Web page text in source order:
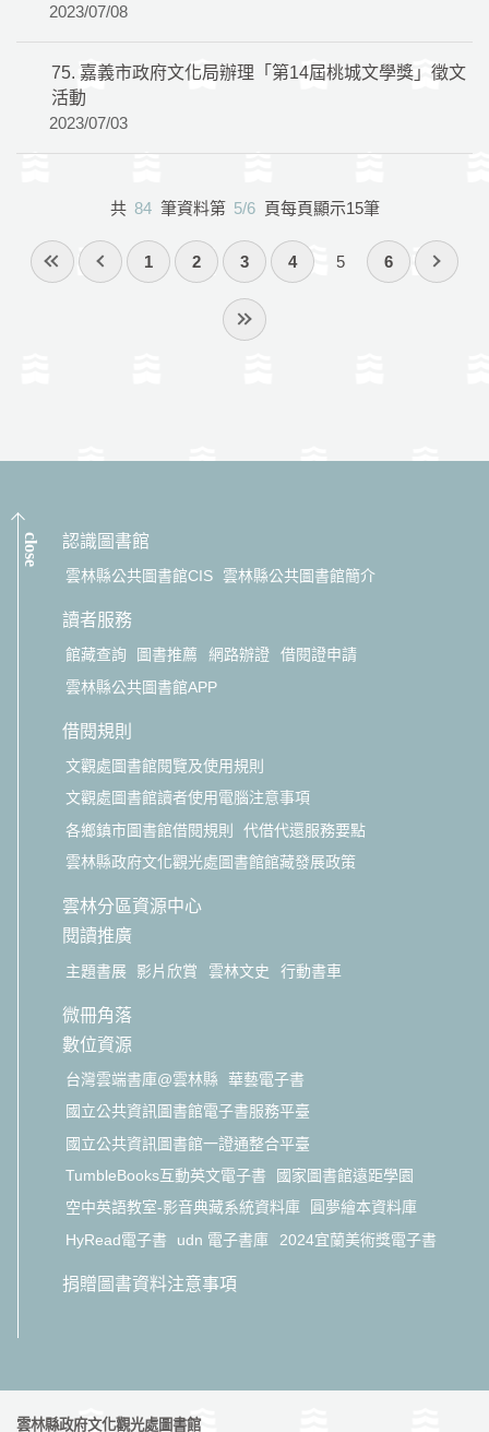
2023/07/08
75. 嘉義市政府文化局辦理「第14屆桃城文學獎」徵文
活動
2023/07/03
共 84 筆資料第 5/6 頁每頁顯示15筆
1 2 3 4 5 6
close 認識圖書館
雲林縣公共圖書館CIS 雲林縣公共圖書館簡介
讀者服務
館藏查詢 圖書推薦 網路辦證
借閱證申請
雲林縣公共圖書館APP
借閱規則
文觀處圖書館閱覽及使用規則
文觀處圖書館讀者使用電腦注意事項
各鄉鎮市圖書館借閱規則
代借代還服務要點
雲林縣政府文化觀光處圖書館館藏發展政策
雲林分區資源中心
閱讀推廣
主題書展 影片欣賞 雲林文史 行動書車
微冊角落
數位資源
台灣雲端書庫@雲林縣
華藝電子書
國立公共資訊圖書館電子書服務平臺
國立公共資訊圖書館一證通整合平臺
TumbleBooks互動英文電子書
國家圖書館遠距學園
空中英語教室-影音典藏系統資料庫
圓夢繪本資料庫
HyRead電子書
udn 電子書庫 2024宜蘭美術獎電子書
捐贈圖書資料注意事項
雲林縣政府文化觀光處圖書館